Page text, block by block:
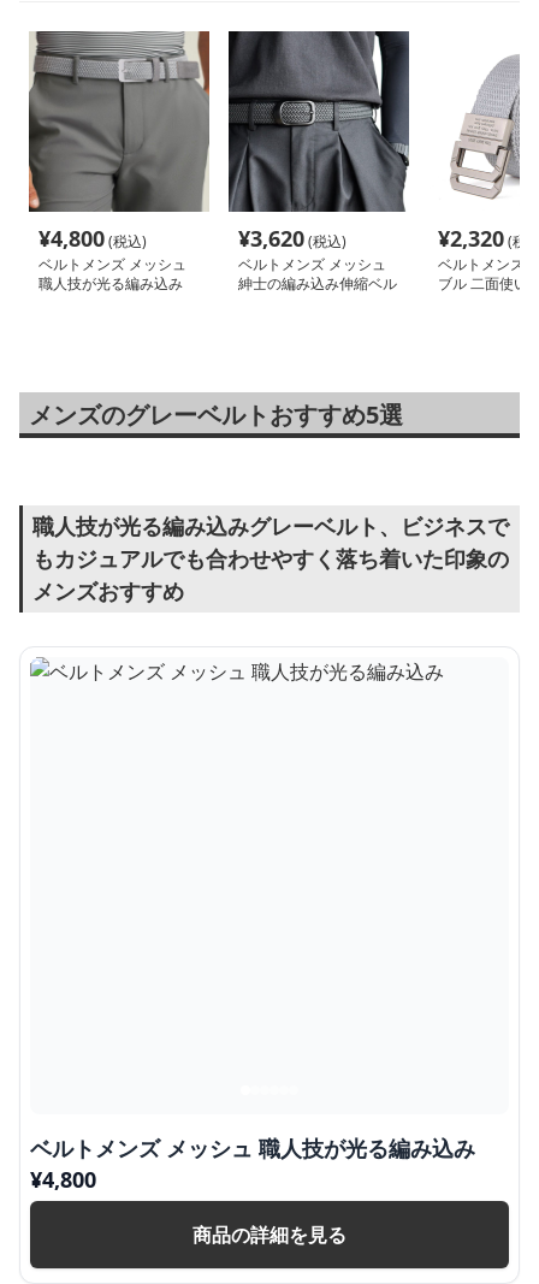
¥4,800(税込)
ベルトメンズ メッシュ
職人技が光る編み込み
¥3,620(税込)
ベルトメンズ メッシュ
紳士の編み込み伸縮ベル
¥2,320(税
ベルトメンズ
ブル 二面使い
メンズのグレーベルトおすすめ5選
職人技が光る編み込みグレーベルト、ビジネスで
もカジュアルでも合わせやすく落ち着いた印象の
メンズおすすめ
ベルトメンズ メッシュ 職人技が光る編み込み
¥4,800
商品の詳細を見る